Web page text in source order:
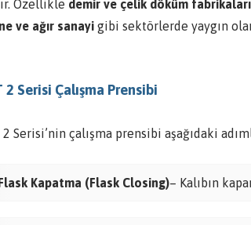
Özellikle demir ve çelik döküm
ve ağır sanayi gibi sektörlerde yaygın
2 Serisi Çalışma Prensibi
Serisi’nin çalışma prensibi aşağıdaki
Kapatma (Flask Closing)– Kalıbın